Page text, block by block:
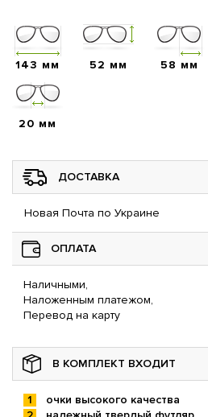
143 мм 52 мм 58 мм
20 мм
ДОСТАВКА
Новая Почта по Украине
ОПЛАТА
Наличными,
Наложенным платежом,
Перевод на карту
В КОМПЛЕКТ ВХОДИТ
очки высокого качества